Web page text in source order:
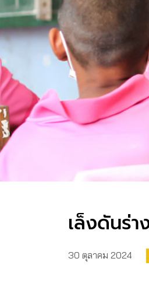
เล็งดันร่
30 ตุลาคม 2024